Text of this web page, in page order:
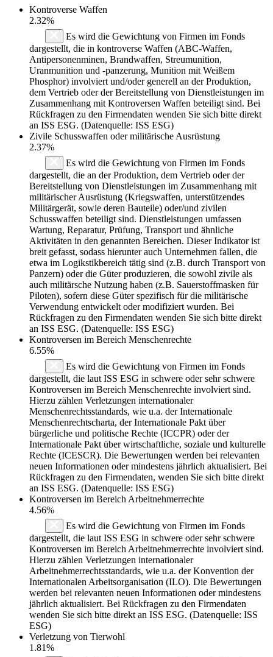
Kontroverse Waffen
2.32%
Es wird die Gewichtung von Firmen im Fonds
dargestellt, die in kontroverse Waffen (ABC-Waffen,
Antipersonenminen, Brandwaffen, Streumunition,
Uranmunition und -panzerung, Munition mit Weißem
Phosphor) involviert und/oder generell an der Produktion,
dem Vertrieb oder der Bereitstellung von Dienstleistungen im
Zusammenhang mit Kontroversen Waffen beteiligt sind. Bei
Rückfragen zu den Firmendaten wenden Sie sich bitte direkt
an ISS ESG. (Datenquelle: ISS ESG)
Zivile Schusswaffen oder militärische Ausrüstung
2.37%
Es wird die Gewichtung von Firmen im Fonds
dargestellt, die an der Produktion, dem Vertrieb oder der
Bereitstellung von Dienstleistungen im Zusammenhang mit
militärischer Ausrüstung (Kriegswaffen, unterstützendes
Militärgerät, sowie deren Bauteile) oder/und zivilen
Schusswaffen beteiligt sind. Dienstleistungen umfassen
Wartung, Reparatur, Prüfung, Transport und ähnliche
Aktivitäten in den genannten Bereichen. Dieser Indikator ist
breit gefasst, sodass hierunter auch Unternehmen fallen, die
etwa im Logikstikbereich tätig sind (z.B. durch Transport von
Panzern) oder die Güter produzieren, die sowohl zivile als
auch militärsche Nutzung haben (z.B. Sauerstoffmasken für
Piloten), sofern diese Güter spezifisch für die militärische
Verwendung entwickelt oder modifiziert wurden. Bei
Rückfragen zu den Firmendaten wenden Sie sich bitte direkt
an ISS ESG. (Datenquelle: ISS ESG)
Kontroversen im Bereich Menschenrechte
6.55%
Es wird die Gewichtung von Firmen im Fonds
dargestellt, die laut ISS ESG in schwere oder sehr schwere
Kontroversen im Bereich Menschenrechte involviert sind.
Hierzu zählen Verletzungen internationaler
Menschenrechtsstandards, wie u.a. der Internationale
Menschenrechtscharta, der Internationale Pakt über
bürgerliche und politische Rechte (ICCPR) oder der
Internationale Pakt über wirtschaftliche, soziale und kulturelle
Rechte (ICESCR). Die Bewertungen werden bei relevanten
neuen Informationen oder mindestens jährlich aktualisiert. Bei
Rückfragen zu den Firmendaten, wenden Sie sich bitte direkt
an ISS ESG. (Datenquelle: ISS ESG)
Kontroversen im Bereich Arbeitnehmerrechte
4.56%
Es wird die Gewichtung von Firmen im Fonds
dargestellt, die laut ISS ESG in schwere oder sehr schwere
Kontroversen im Bereich Arbeitnehmerrechte involviert sind.
Hierzu zählen Verletzungen internationaler
Arbeitnehmerrechtsstandards, wie u.a. der Konvention der
Internationalen Arbeitsorganisation (ILO). Die Bewertungen
werden bei relevanten neuen Informationen oder mindestens
jährlich aktualisiert. Bei Rückfragen zu den Firmendaten
wenden Sie sich bitte direkt an ISS ESG. (Datenquelle: ISS
ESG)
Verletzung von Tierwohl
1.81%